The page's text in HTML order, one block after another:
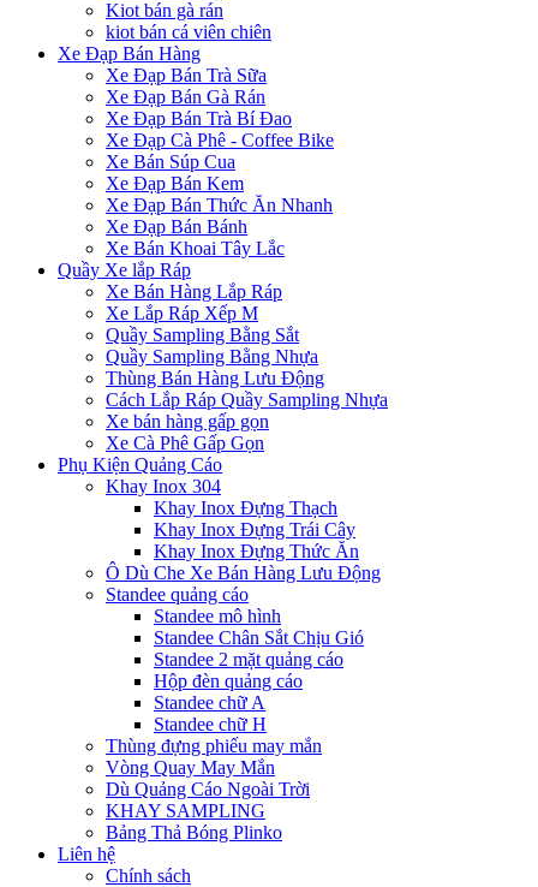
Kiot bán gà rán
kiot bán cá viên chiên
Xe Đạp Bán Hàng
Xe Đạp Bán Trà Sữa
Xe Đạp Bán Gà Rán
Xe Đạp Bán Trà Bí Đao
Xe Đạp Cà Phê - Coffee Bike
Xe Bán Súp Cua
Xe Đạp Bán Kem
Xe Đạp Bán Thức Ăn Nhanh
Xe Đạp Bán Bánh
Xe Bán Khoai Tây Lắc
Quầy Xe lắp Ráp
Xe Bán Hàng Lắp Ráp
Xe Lắp Ráp Xếp M
Quầy Sampling Bằng Sắt
Quầy Sampling Bằng Nhựa
Thùng Bán Hàng Lưu Động
Cách Lắp Ráp Quầy Sampling Nhựa
Xe bán hàng gấp gọn
Xe Cà Phê Gấp Gọn
Phụ Kiện Quảng Cáo
Khay Inox 304
Khay Inox Đựng Thạch
Khay Inox Đựng Trái Cây
Khay Inox Đựng Thức Ăn
Ô Dù Che Xe Bán Hàng Lưu Động
Standee quảng cáo
Standee mô hình
Standee Chân Sắt Chịu Gió
Standee 2 mặt quảng cáo
Hộp đèn quảng cáo
Standee chữ A
Standee chữ H
Thùng đựng phiếu may mắn
Vòng Quay May Mắn
Dù Quảng Cáo Ngoài Trời
KHAY SAMPLING
Bảng Thả Bóng Plinko
Liên hệ
Chính sách